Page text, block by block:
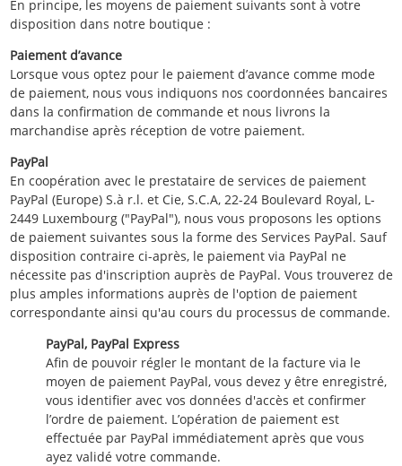
En principe, les moyens de paiement suivants sont à votre
disposition dans notre boutique :
Paiement d’avance
Lorsque vous optez pour le paiement d’avance comme mode
de paiement, nous vous indiquons nos coordonnées bancaires
dans la confirmation de commande et nous livrons la
marchandise après réception de votre paiement.
PayPal
En coopération avec le prestataire de services de paiement
PayPal (Europe) S.à r.l. et Cie, S.C.A, 22-24 Boulevard Royal, L-
2449 Luxembourg ("PayPal"), nous vous proposons les options
de paiement suivantes sous la forme des Services PayPal. Sauf
disposition contraire ci-après, le paiement via PayPal ne
nécessite pas d'inscription auprès de PayPal. Vous trouverez de
plus amples informations auprès de l'option de paiement
correspondante ainsi qu'au cours du processus de commande.
PayPal, PayPal Express
Afin de pouvoir régler le montant de la facture via le
moyen de paiement PayPal, vous devez y être enregistré,
vous identifier avec vos données d'accès et confirmer
l’ordre de paiement. L’opération de paiement est
effectuée par PayPal immédiatement après que vous
ayez validé votre commande.